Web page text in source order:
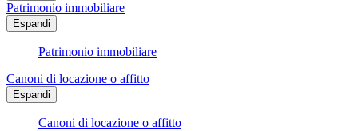
Patrimonio immobiliare
Espandi
Patrimonio immobiliare
Canoni di locazione o affitto
Espandi
Canoni di locazione o affitto